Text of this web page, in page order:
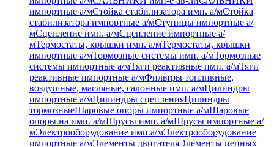
импортные а/мСтойка стабилизатора имп. а/мСтойка
стабилизатора импортные а/мСтупицы импортные а/
мСцепление имп. а/мСцепление импортные а/
мТермостаты, крышки имп. а/мТермостаты, крышки
импортные а/мТормозные системы имп. а/мТормозные
системы импортные а/мТяги реактивные имп. а/мТяги
реактивные импортные а/мФильтры топливные,
воздушные, масляные, салонные имп. а/мЦилиндры
импортные а/мЦилиндры сцепленияЦилиндры
тормозныеШаровые опоры импортные а/мШаровые
опоры на имп. а/мШрусы имп. а/мШрусы импортные а/
мЭлектрооборудование имп.а/мЭлектрооборудование
импортные а/мЭлементы двигателяЭлементы цепных